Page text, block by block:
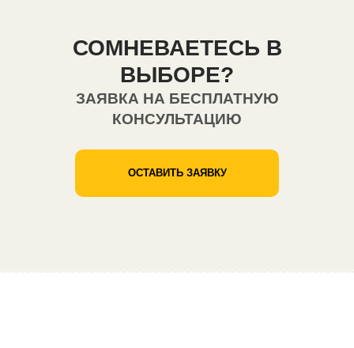
СОМНЕВАЕТЕСЬ В
ВЫБОРЕ?
ЗАЯВКА НА БЕСПЛАТНУЮ
КОНСУЛЬТАЦИЮ
ОСТАВИТЬ ЗАЯВКУ